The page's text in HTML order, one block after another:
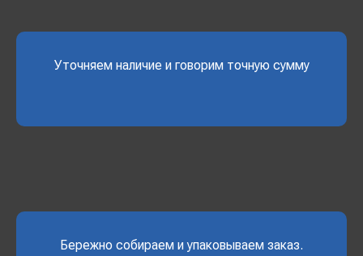
Уточняем наличие и говорим точную сумму
Бережно собираем и упаковываем заказ.